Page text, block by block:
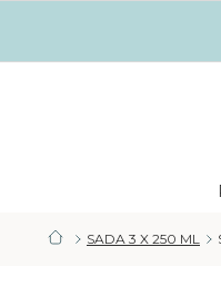
obsah
DOMOV
SADA 3 X 250 ML